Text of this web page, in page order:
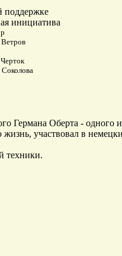
поддержке
инициатива
Ветров
Германа Оберта - одного
участвовал в
техники.